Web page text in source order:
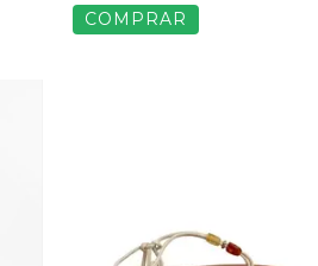
COMPRAR